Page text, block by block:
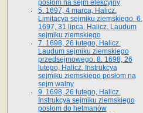
posłom na sejm elekcyjny
5. 1697, 4 marca, Halicz.
Limitacya sejmiku ziemskiego. 6.
1697, 31 lipca, Halicz. Laudum
sejmiku ziemskiego
7. 1698, 26 lutego, Halicz.
Laudum sejmiku ziemskiego
przedsejmowego. 8. 1698, 26
lutego, Halicz. Instrukcya
sejmiku ziemskiego posłom na
sejm walny
9. 1698, 26 lutego, Halicz.
Instrukcya sejmiku ziemskiego
posłom do hetmanów